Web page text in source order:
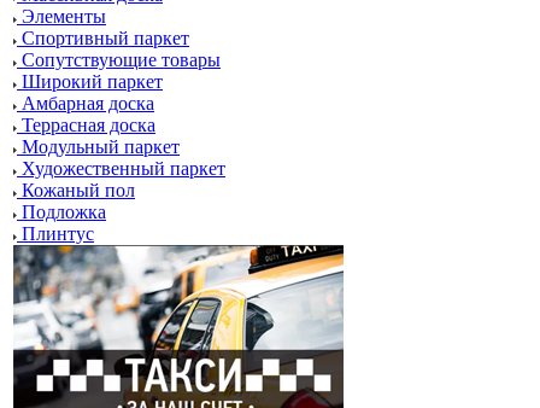
Элементы
Спортивный паркет
Сопутствующие товары
Широкий паркет
Амбарная доска
Террасная доска
Модульный паркет
Художественный паркет
Кожаный пол
Подложка
Плинтус